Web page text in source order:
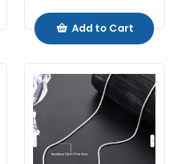
Add to Cart